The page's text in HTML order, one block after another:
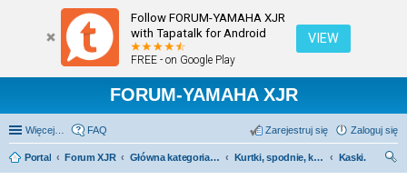
Follow FORUM-YAMAHA XJR
with Tapatalk for Android
FREE - on Google Play
VIEW
FORUM-YAMAHA XJR
Więcej… FAQ Zaloguj się
Zarejestruj się
Portal Forum XJR Główna kategoria forum Kurtki, spodnie, kaski, buty, rękawice itp.
Kaski.